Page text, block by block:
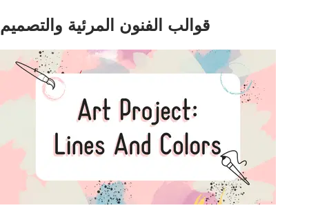
قوالب الفنون المرئية والتصميم